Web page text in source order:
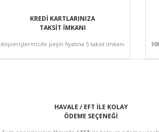
KREDİ KARTLARINIZA
TAKSİT İMKANI
Alışverişlerinizde peşin fiyatına 5 taksit imkanı
HAVALE / EFT İLE KOLAY
ÖDEME SEÇENEĞİ